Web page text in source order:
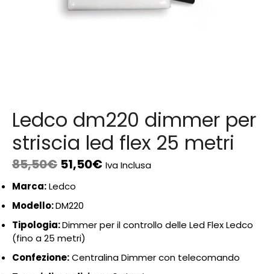
Ledco dm220 dimmer per
striscia led flex 25 metri
85,50€ 51,50€ Iva Inclusa
Marca:Ledco
Modello:DM220
Tipologia:Dimmer per il controllo delle Led Flex Ledco
(fino a 25 metri)
Confezione:Centralina Dimmer con telecomando